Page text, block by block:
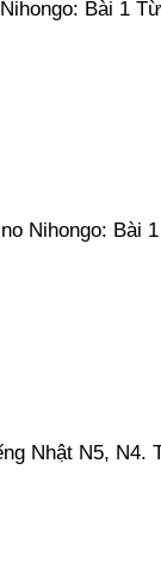
Bài 1
Nihongo: Bài
Nhật N5, N4.